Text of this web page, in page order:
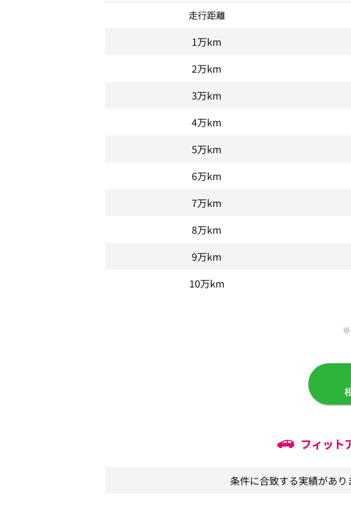
走行距離
1万km
2万km
3万km
4万km
5万km
6万km
7万km
8万km
9万km
10万km
※
フィット
条件に合致する実績があり